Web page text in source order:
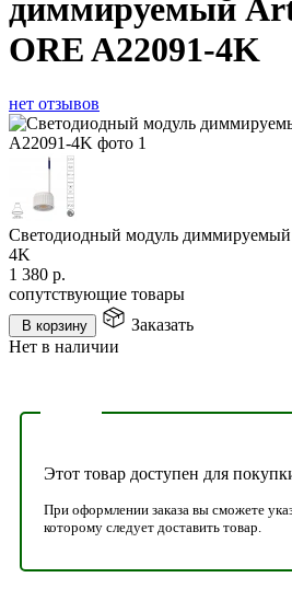
диммируемый
ORE A22091-4K
нет отзывов
Светодиодный модуль
4K
1 380 р.
сопутствующие товары
В корзину
Заказать
Нет в наличии
Этот товар доступен для
При оформлении заказа вы сможете
которому следует доставить товар.